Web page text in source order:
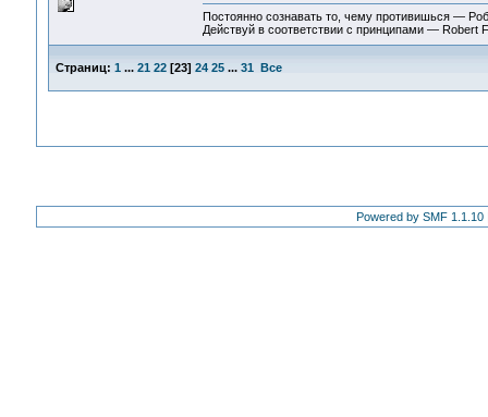
Постоянно сознавать то, чему противишься —
Действуй в соответствии с принципами — Robert
Страниц: 1 ... 21 22[23] 24 25 ... 31 Все
Powered by SMF 1.1.10